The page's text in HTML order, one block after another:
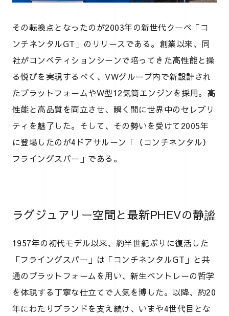
その転換点となったのが2003年の新世代クーペ「コ
ンチネンタルGT」のリリースである。創業以来、同
社がコンペティションシーンで培ってきた高性能と操
る悦びを実現するべく、VWグループ内で新設計され
たプラットフォームやW型12気筒エンジンを採用。高
性能と高品質を両立させ、瞬く間に世界中のセレブリ
ティを魅了した。そして、その勢いを受けて2005年
に登場したのが4ドアサルーン「（コンチネンタル）
フライングスパー」である。
ラグジュアリー空間と最新PHEVの静謐
1957年の初代モデル以来、約半世紀ぶりに復活した
「フライングスパー」は「コンチネンタルGT」と共
通のプラットフォームを用い、新生ベントレーの哲学
を体現する丁寧な仕立てで人気を博した。以降、約20
年にわたりブランドを支え続け、いまや4世代目とな